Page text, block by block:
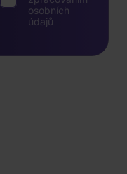
osobních
údajů